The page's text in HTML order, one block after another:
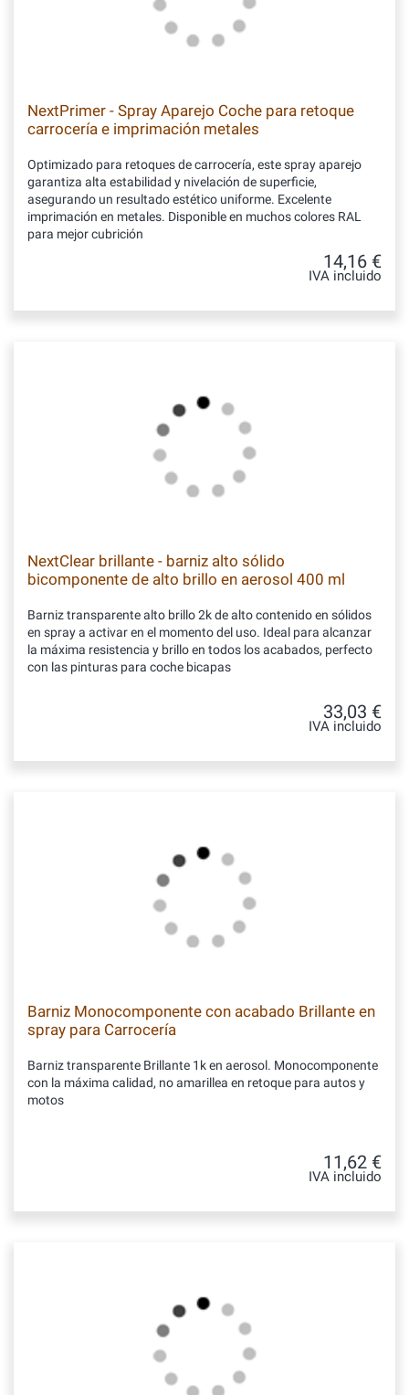
NextPrimer - Spray Aparejo Coche para retoque
carrocería e imprimación metales
Optimizado para retoques de carrocería, este spray aparejo
garantiza alta estabilidad y nivelación de superficie,
asegurando un resultado estético uniforme. Excelente
imprimación en metales. Disponible en muchos colores RAL
para mejor cubrición
14,16 €
IVA incluido
NextClear brillante - barniz alto sólido
bicomponente de alto brillo en aerosol 400 ml
Barniz transparente alto brillo 2k de alto contenido en sólidos
en spray a activar en el momento del uso. Ideal para alcanzar
la máxima resistencia y brillo en todos los acabados, perfecto
con las pinturas para coche bicapas
33,03 €
IVA incluido
Barniz Monocomponente con acabado Brillante en
spray para Carrocería
Barniz transparente Brillante 1k en aerosol. Monocomponente
con la máxima calidad, no amarillea en retoque para autos y
motos
11,62 €
IVA incluido